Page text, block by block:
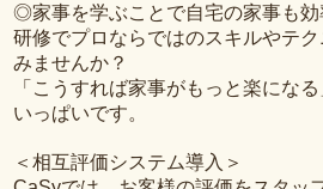
◎家事を学ぶことで自宅の家事も
研修でプロならではのスキルやテ
みませんか？
「こうすれば家事がもっと楽にな
いっぱいです。
＜相互評価システム導入＞